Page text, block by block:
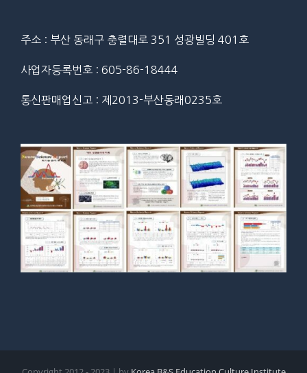
주소 : 부산 동래구 충렬대로 351 성광빌딩 401호
사업자등록번호 : 605-86-18444
통신판매업신고 : 제2013-부산동래0235호